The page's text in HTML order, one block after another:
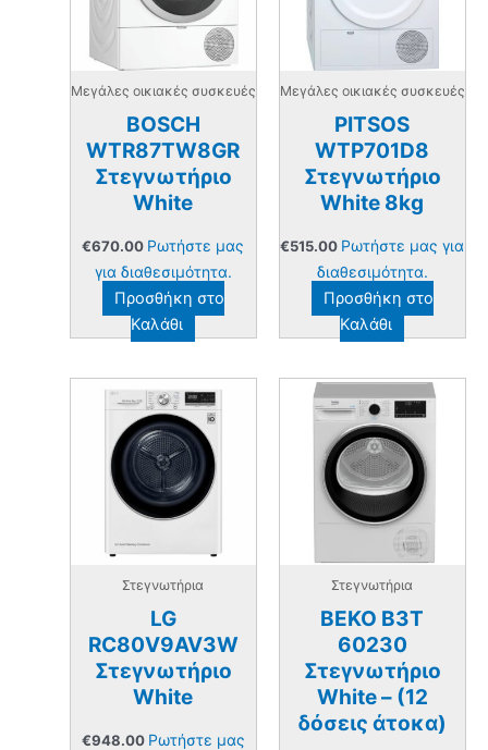
Μεγάλες οικιακές συσκευές
BOSCH
WTR87TW8GR
Στεγνωτήριο
White
€670.00 Ρωτήστε μας
για διαθεσιμότητα.
Προσθήκη στο
Καλάθι
Μεγάλες οικιακές συσκευές
PITSOS
WTP701D8
Στεγνωτήριο
White 8kg
€515.00 Ρωτήστε μας για
διαθεσιμότητα.
Προσθήκη στο
Καλάθι
Στεγνωτήρια
LG
RC80V9AV3W
Στεγνωτήριο
White
€948.00 Ρωτήστε μας
Στεγνωτήρια
BEKO B3T
60230
Στεγνωτήριο
White – (12
δόσεις άτοκα)